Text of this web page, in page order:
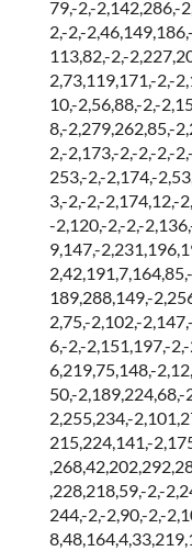
79,-2,-2,142,286,-
2,-2,-
113,82,-2,-
2,73,119,171,-2,-
10,-2,56,88,-2,-
8,-2,279,262,85,-
2,-2,173,-2,-2,-2,-
253,-2,-2,174,-
3,-2,-2,-2,174,12,-
-2,120,-2,-2,-
9,147,-
189,288,149,-
2,75,-2,102,-
6,-2,-2,151,197,-
6,219,75,148,-
50,-2,189,224,68,-
2,255,234,-
215,224,141,-
,228,218,59,-2,-
244,-2,-2,90,-2,-